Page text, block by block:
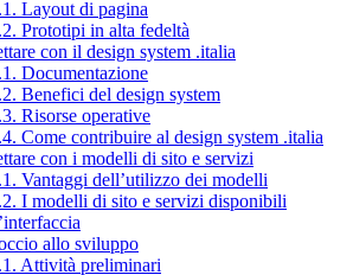
Layout di pagina
Prototipi in alta fedeltà
con il design system .italia
Documentazione
Benefici del design system
Risorse operative
Come contribuire al design system .italia
con i modelli di sito e servizi
Vantaggi dell’utilizzo dei modelli
I modelli di sito e servizi disponibili
allo sviluppo
Attività preliminari